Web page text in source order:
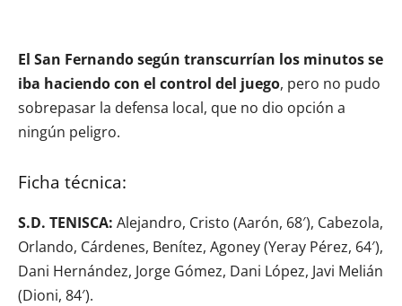
El San Fernando según transcurrían los minutos se
iba haciendo con el control del juego, pero no pudo
sobrepasar la defensa local, que no dio opción a
ningún peligro.
Ficha técnica:
S.D. TENISCA: Alejandro, Cristo (Aarón, 68′), Cabezola,
Orlando, Cárdenes, Benítez, Agoney (Yeray Pérez, 64′),
Dani Hernández, Jorge Gómez, Dani López, Javi Melián
(Dioni, 84′).